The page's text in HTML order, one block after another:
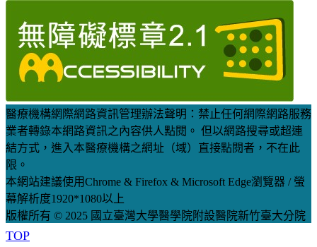
醫療機構網際網路資訊管理辦法聲明：禁止任何網際網路服務
業者轉錄本網路資訊之內容供人點閱。 但以網路搜尋或超連
結方式，進入本醫療機構之網址（域）直接點閱者，不在此
限。
本網站建議使用Chrome & Firefox & Microsoft Edge瀏覽器 / 螢
幕解析度1920*1080以上
版權所有 © 2025 國立臺灣大學醫學院附設醫院新竹臺大分院
TOP